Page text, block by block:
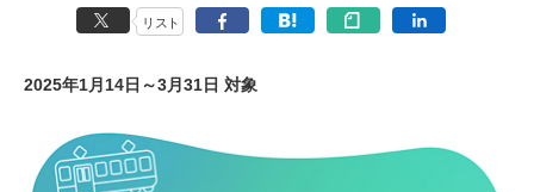
リスト
2025年1月14日～3月31日 対象